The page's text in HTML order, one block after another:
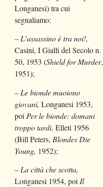
Longanesi) tra cui
segnaliamo:
–L’assassino è tra noi!,
Casini, I Gialli del Secolo n.
50, 1953 (Shield for Murder,
1951);
– Le bionde muoiono
giovani, Longanesi 1953,
poi Per le bionde: domani
troppo tardi, Elleti 1956
(Bill Peters, Blondes Die
Young, 1952);
– La città che scotta,
Longanesi 1954, poi Il